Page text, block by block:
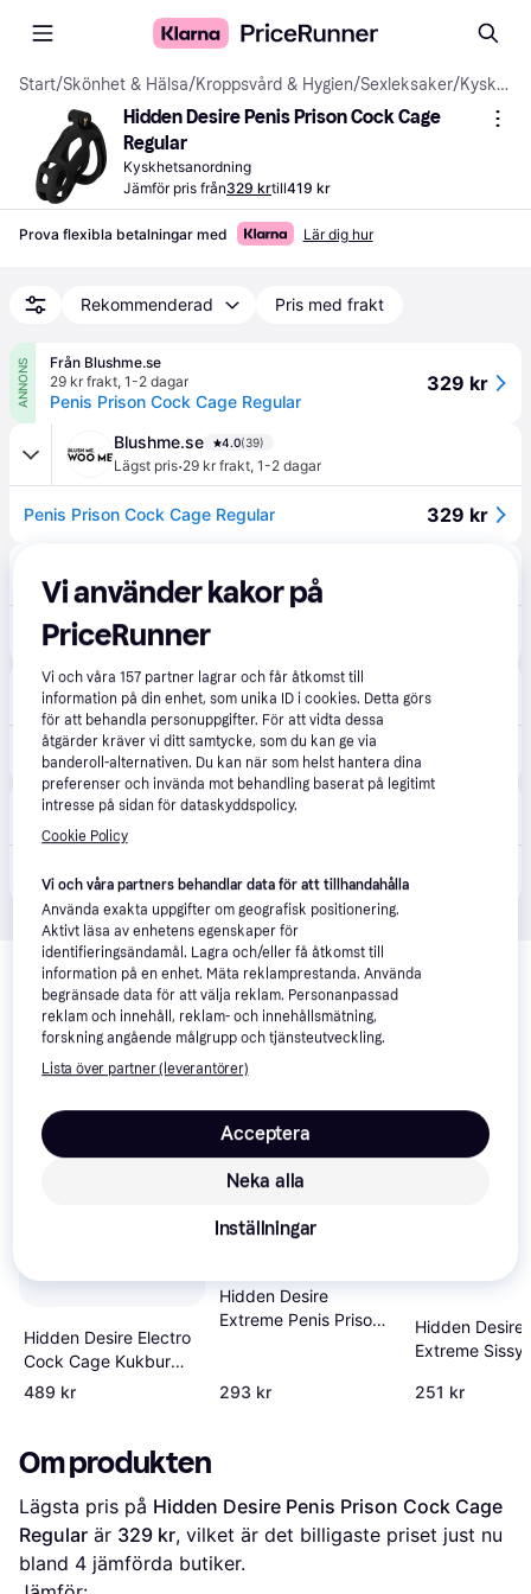
Start/Skönhet & Hälsa/Kroppsvård & Hygien/Sexleksaker/ Kyskhetsanordningar
Hidden Desire Penis Prison Cock Cage
Regular
Kyskhetsanordning
Jämför pris från329 krtill419 kr
Prova flexibla betalningar med Lär dig hur
Rekommenderad Pris med frakt
ANNONS
Från Blushme.se
29 kr frakt, 1-2 dagar
Penis Prison Cock Cage Regular
329 kr
Blushme.se 4.0(39)
Lägst pris·29 kr frakt, 1-2 dagar
Penis Prison Cock Cage Regular 329 kr
Lägst pris·39 kr frakt
Penis Prison Cock Cage Regular
Vuxenkul
Fri frakt
Penis Prison Cock Cage Regular Black
SexleksakerOutlet
Penis Prison Cock Cage Regular
Relaterade produkter
Vi har plockat fram ett urval av produkter som kanske skulle
intressera dig. Visa alla
Hidden Desire Electro
Cock Cage Kukbur
Clear
489 kr
Hidden Desire
Extreme Penis Prison
293 kr
Hidden Desire
Extreme Sissy
Pink
251 kr
Om produkten
Lägsta pris på Hidden Desire Penis Prison Cock Cage
Regular är 329 kr, vilket är det billigaste priset just nu
bland 4 jämförda butiker.
Vi använder kakor på
PriceRunner
Vi och våra157 partner lagrar och får åtkomst till
information på din enhet, som unika ID i cookies. Detta görs
för att behandla personuppgifter. För att vidta dessa
åtgärder kräver vi ditt samtycke, som du kan ge via
banderoll-alternativen. Du kan när som helst hantera dina
preferenser och invända mot behandling baserat på legitimt
intresse på sidan för dataskyddspolicy.
Cookie Policy
Vi och våra partners behandlar data för att tillhandahålla
Använda exakta uppgifter om geografisk positionering.
Aktivt läsa av enhetens egenskaper för
identifieringsändamål. Lagra och/eller få åtkomst till
information på en enhet. Mäta reklamprestanda. Använda
begränsade data för att välja reklam. Personanpassad
reklam och innehåll, reklam- och innehållsmätning,
forskning angående målgrupp och tjänsteutveckling.
Lista över partner (leverantörer)
Neka alla
Acceptera
Inställningar